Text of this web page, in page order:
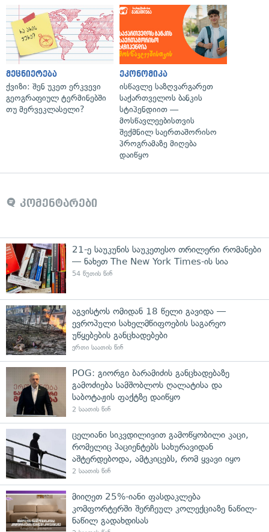
მეცნიერება
ქვიზი: შენ უკეთ ერკვევი
გეოგრაფიულ ტერმინებში
თუ მერვეკლასელი?
ეკონომიკა
ისწავლე საზღვარგარეთ
საქართველოს ბანკის
სტიპენდიით —
მოსწავლეებისთვის
შექმნილ საერთაშორისო
პროგრამაზე მიღება
დაიწყო
კომენტარები
21-ე საუკუნის საუკეთესო თრილერი რომანები
— ნახეთ The New York Times-ის სია
54 წუთის წინ
აგვისტოს ომიდან 18 წელი გავიდა —
ევროპული სახელმწიფოების საგარეო
უწყებების განცხადებები
ერთი საათის წინ
POG: გიორგი ბარამიძის განცხადებაზე
გამოძიება სამშობლოს ღალატისა და
საბოტაჟის ფაქტზე დაიწყო
2 საათის წინ
ცელიანი სიკვდილივით გამოწყობილი კაცი,
რომელიც პაციენტებს სახურავიდან
აშტერდებოდა, ამტკიცებს, რომ ყვავი იყო
2 საათის წინ
მიიღეთ 25%-იანი ფასდაკლება
კომფორტერში შერჩეულ კოლექციაზე ნაწილ-
ნაწილ გადახდისას